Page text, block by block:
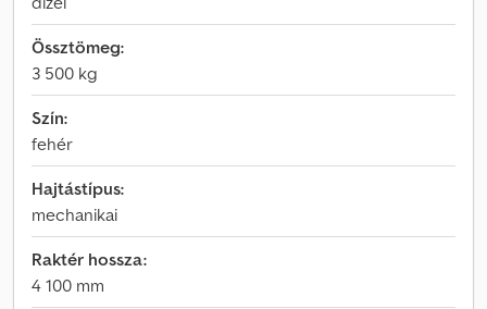
Össztömeg:
3 500 kg
Szín:
fehér
Hajtástípus:
mechanikai
Raktér hossza:
4 100 mm